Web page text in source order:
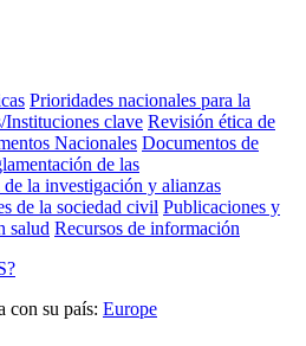
Prioridades nacionales para la
Instituciones clave Revisión ética de
Nacionales Documentos de
de las
la investigación y alianzas
de la sociedad civil Publicaciones y
salud Recursos de información
con su país: Europe